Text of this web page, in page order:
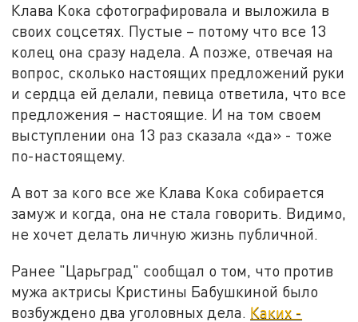
Клава Кока сфотографировала и выложила в
своих соцсетях. Пустые – потому что все 13
колец она сразу надела. А позже, отвечая на
вопрос, сколько настоящих предложений руки
и сердца ей делали, певица ответила, что все
предложения – настоящие. И на том своем
выступлении она 13 раз сказала «да» - тоже
по-настоящему.
А вот за кого все же Клава Кока собирается
замуж и когда, она не стала говорить. Видимо,
не хочет делать личную жизнь публичной.
Ранее "Царьград" сообщал о том, что против
мужа актрисы Кристины Бабушкиной было
возбуждено два уголовных дела. Каких -